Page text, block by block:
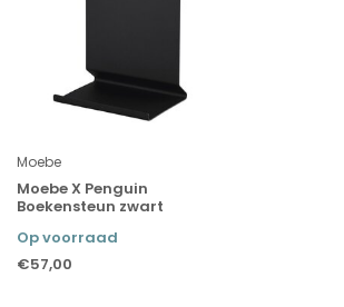
Moebe
Moebe X Penguin
Boekensteun zwart
Op voorraad
€57,00